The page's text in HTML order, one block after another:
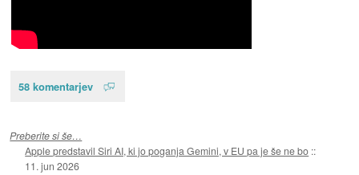
58 komentarjev
Preberite si še…
Apple predstavil Siri AI, ki jo poganja Gemini, v EU pa je še ne bo ::
11. jun 2026